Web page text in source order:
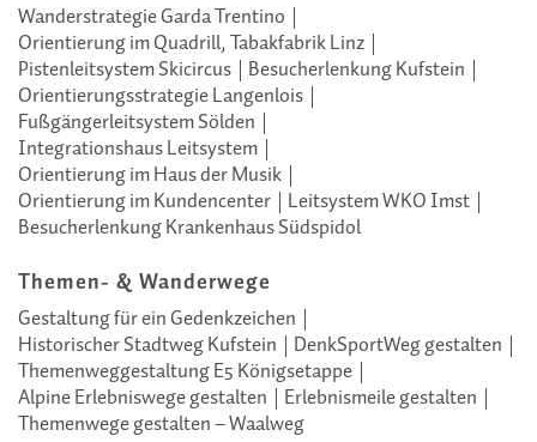
Wanderstrategie Garda Trentino
Orientierung im Quadrill, Tabakfabrik Linz
Pistenleitsystem Skicircus Besucherlenkung Kufstein
Orientierungsstrategie Langenlois
Fußgängerleitsystem Sölden
Integrationshaus Leitsystem
Orientierung im Haus der Musik
Orientierung im Kundencenter Leitsystem WKO Imst
Besucherlenkung Krankenhaus Südspidol
Themen- & Wanderwege
Gestaltung für ein Gedenkzeichen
Historischer Stadtweg Kufstein DenkSportWeg gestalten
Themenweggestaltung E5 Königsetappe
Alpine Erlebniswege gestalten Erlebnismeile gestalten
Themenwege gestalten – Waalweg